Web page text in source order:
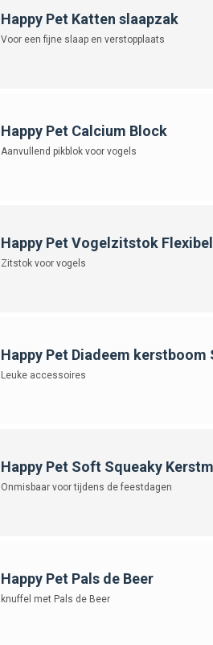
Happy Pet Katten slaapzak
Voor een fijne slaap en verstopplaats
Happy Pet Calcium Block
Aanvullend pikblok voor vogels
Happy Pet Vogelzitstok
Zitstok voor vogels
Happy Pet Diadeem kerstboom
Leuke accessoires
Happy Pet Soft Squeaky
Onmisbaar voor tijdens de feestdagen
Happy Pet Pals de Beer
knuffel met Pals de Beer